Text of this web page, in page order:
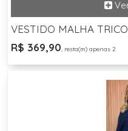
VESTIDO MALHA TRICO
R$ 369,90, resta(m) apenas 2